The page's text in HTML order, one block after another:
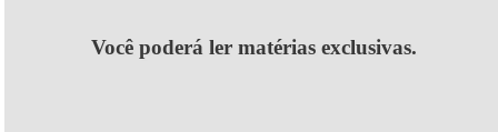
Você poderá ler matérias exclusivas.